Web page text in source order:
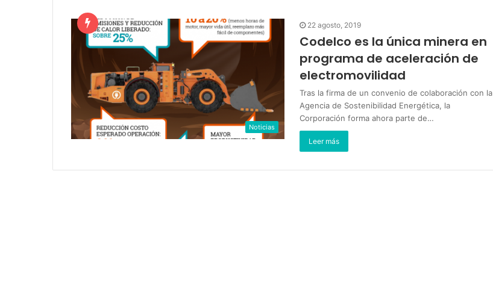
Noticias
22 agosto, 2019
Codelco es la única minera en
programa de aceleración de
electromovilidad
Tras la firma de un convenio de colaboración con la
Agencia de Sostenibilidad Energética, la
Corporación forma ahora parte de…
Leer más